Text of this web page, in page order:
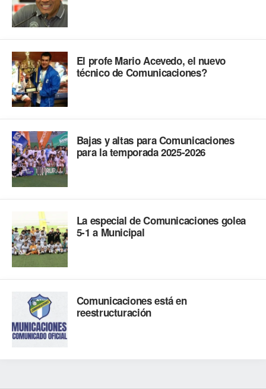
El profe Mario Acevedo, el nuevo
técnico de Comunicaciones?
Bajas y altas para Comunicaciones
para la temporada 2025-2026
La especial de Comunicaciones golea
5-1 a Municipal
Comunicaciones está en
reestructuración